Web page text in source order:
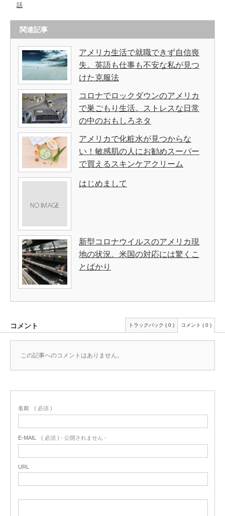
話
関連記事
アメリカ生活で就職できず自信喪
失。英語も仕事も不安な私が見つ
けた克服法
コロナでロックダウンのアメリカ
で巣ごもり生活。ストレスな日常
の中のおもしろネタ
アメリカで化粧水が見つからな
い！敏感肌の人にお勧めスーパー
で買えるスキンケアクリーム
はじめまして
新型コロナウイルスのアメリカ現
地の状況。米国の対応には驚くこ
とばかり
コメント トラックバック ( 0 ) コメント ( 0 )
この記事へのコメントはありません。
名前 ( 必須 )
E-MAIL ( 必須 ) - 公開されません -
URL